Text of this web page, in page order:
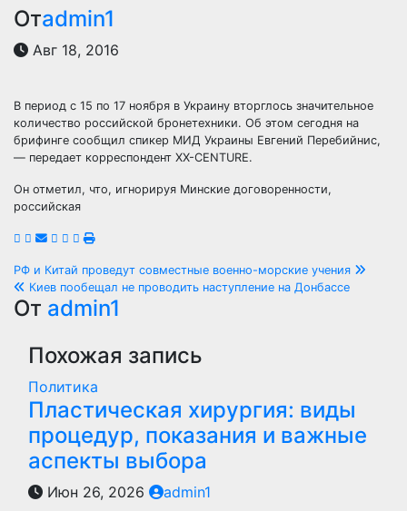
Отadmin1
Авг 18, 2016
В период с 15 по 17 ноября в Украину вторглось значительное
количество российской бронетехники. Об этом сегодня на
брифинге сообщил спикер МИД Украины Евгений Перебийнис,
— передает корреспондент XX-CENTURE.
Он отметил, что, игнорируя Минские договоренности,
российская
Навигация
по
записям
РФ и Китай проведут совместные военно-морские учения
Киев пообещал не проводить наступление на Донбассе
От admin1
Похожая запись
Политика
Пластическая хирургия: виды
процедур, показания и важные
аспекты выбора
Июн 26, 2026
admin1